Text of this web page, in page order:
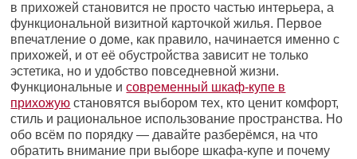
в прихожей становится не просто частью интерьера, а
функциональной визитной карточкой жилья. Первое
впечатление о доме, как правило, начинается именно с
прихожей, и от её обустройства зависит не только
эстетика, но и удобство повседневной жизни.
Функциональные исовременный шкаф-купе в
прихожую становятся выбором тех, кто ценит комфорт,
стиль и рациональное использование пространства. Но
обо всём по порядку — давайте разберёмся, на что
обратить внимание при выборе шкафа-купе и почему